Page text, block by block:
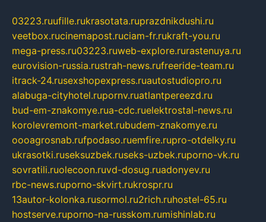
03223.ruufille.rukrasotata.ruprazdnikdushi.ru
veetbox.rucinemapost.ruciam-fr.rukraft-you.ru
mega-press.ru03223.ruweb-explore.rurastenuya.ru
eurovision-russia.rustrah-news.rufreeride-team.ru
itrack-24.rusexshopexpress.ruautostudiopro.ru
alabuga-cityhotel.rupornv.ruatlantpereezd.ru
bud-em-znakomye.rua-cdc.ruelektrostal-news.ru
korolevremont-market.rubudem-znakomye.ru
oooagrosnab.rufpodaso.ruemfire.rupro-otdelky.ru
ukrasotki.ruseksuzbek.ruseks-uzbek.ruporno-vk.ru
sovratili.ruolecoon.ruvd-dosug.ruadonyev.ru
rbc-news.ruporno-skvirt.rukrospr.ru
13autor-kolonka.rusormol.ru2rich.ruhostel-65.ru
hostserve.ruporno-na-russkom.rumishinlab.ru